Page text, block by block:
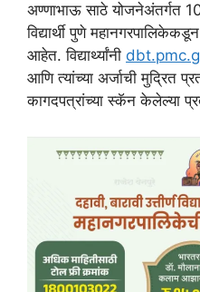
अण्णाभाऊ साठे योजनेअंतर्गत
विद्यार्थी पुणे
आहेत. विद्यार्थ्यांनी
आणि त्यांच्या अर्जाची मुद्रित
कागदपत्रांच्या स्कॅन केलेल्या